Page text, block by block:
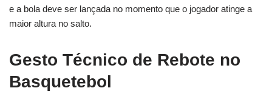
e a bola deve ser lançada no momento que o jogador atinge a
maior altura no salto.
Gesto Técnico de Rebote no
Basquetebol